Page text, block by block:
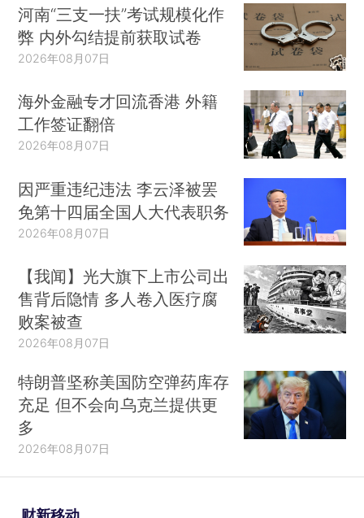
河南“三支一扶”考试规模化作
弊 内外勾结提前获取试卷
2026年08月07日
海外金融专才回流香港 外籍
工作签证翻倍
2026年08月07日
因严重违纪违法 李云泽被罢
免第十四届全国人大代表职务
2026年08月07日
【我闻】光大旗下上市公司出
售背后隐情 多人卷入医疗腐
败案被查
2026年08月07日
特朗普坚称美国防空弹药库存
充足 但不会向乌克兰提供更
多
2026年08月07日